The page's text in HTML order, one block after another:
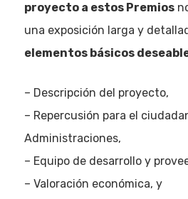
proyecto a estos Premios
una exposición larga y
elementos básicos
– Descripción del proyecto,
– Repercusión para el
Administraciones,
– Equipo de desarrollo y
– Valoración económica, y